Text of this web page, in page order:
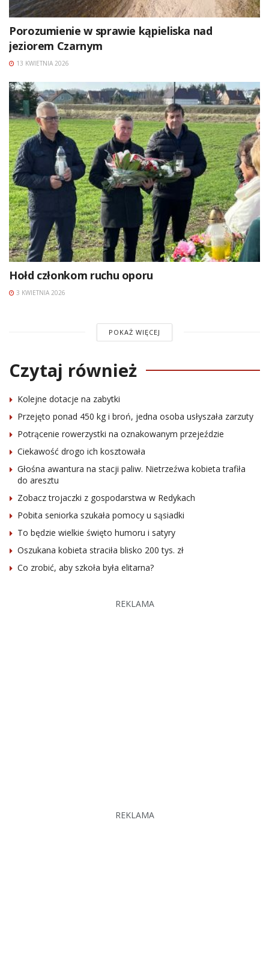
Porozumienie w sprawie kąpieliska nad
jeziorem Czarnym
13 KWIETNIA 2026
Hołd członkom ruchu oporu
3 KWIETNIA 2026
POKAŻ WIĘCEJ
Czytaj również
Kolejne dotacje na zabytki
Przejęto ponad 450 kg i broń, jedna osoba usłyszała zarzuty
Potrącenie rowerzystki na oznakowanym przejeździe
Ciekawość drogo ich kosztowała
Głośna awantura na stacji paliw. Nietrzeźwa kobieta trafiła
do aresztu
Zobacz trojaczki z gospodarstwa w Redykach
Pobita seniorka szukała pomocy u sąsiadki
To będzie wielkie święto humoru i satyry
Oszukana kobieta straciła blisko 200 tys. zł
Co zrobić, aby szkoła była elitarna?
REKLAMA
REKLAMA